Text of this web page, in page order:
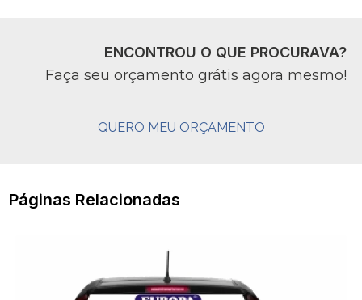
ENCONTROU O QUE PROCURAVA?
Faça seu orçamento grátis agora mesmo!
QUERO MEU ORÇAMENTO
Páginas Relacionadas